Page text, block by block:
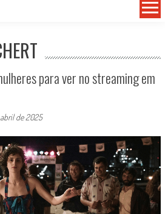
para ver no streaming em
de 2025